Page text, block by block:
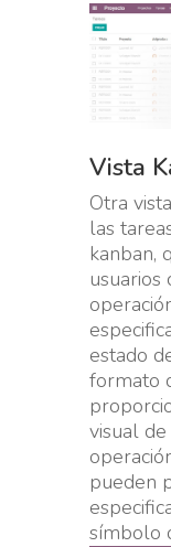
Vista
Otra
las
kanban,
estado
formato
visual
pueden
símbolo